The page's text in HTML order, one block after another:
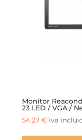
Monitor
23 LED / VGA /
54,27 € Iva